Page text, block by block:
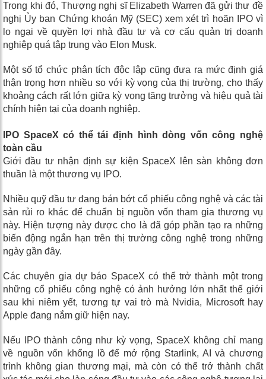
Trong khi đó, Thượng nghị sĩ Elizabeth Warren đã gửi thư đề
nghị Ủy ban Chứng khoán Mỹ (SEC) xem xét trì hoãn IPO vì
lo ngại về quyền lợi nhà đầu tư và cơ cấu quản trị doanh
nghiệp quá tập trung vào Elon Musk.
Một số tổ chức phân tích độc lập cũng đưa ra mức định giá
thận trọng hơn nhiều so với kỳ vọng của thị trường, cho thấy
khoảng cách rất lớn giữa kỳ vọng tăng trưởng và hiệu quả tài
chính hiện tại của doanh nghiệp.
IPO SpaceX có thể tái định hình dòng vốn công nghệ
toàn cầu
Giới đầu tư nhận định sự kiện SpaceX lên sàn không đơn
thuần là một thương vụ IPO.
Nhiều quỹ đầu tư đang bán bớt cổ phiếu công nghệ và các tài
sản rủi ro khác để chuẩn bị nguồn vốn tham gia thương vụ
này. Hiện tượng này được cho là đã góp phần tạo ra những
biến động ngắn hạn trên thị trường công nghệ trong những
ngày gần đây.
Các chuyên gia dự báo SpaceX có thể trở thành một trong
những cổ phiếu công nghệ có ảnh hưởng lớn nhất thế giới
sau khi niêm yết, tương tự vai trò mà Nvidia, Microsoft hay
Apple đang nắm giữ hiện nay.
Nếu IPO thành công như kỳ vọng, SpaceX không chỉ mang
về nguồn vốn khổng lồ để mở rộng Starlink, AI và chương
trình không gian thương mại, mà còn có thể trở thành chất